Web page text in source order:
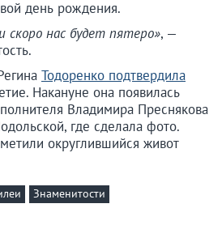
день рождения.
скоро нас будет пятеро», —
Тодоренко подтвердила
Накануне она появилась
Владимира Преснякова
где сделала фото.
округлившийся живот
Знаменитости